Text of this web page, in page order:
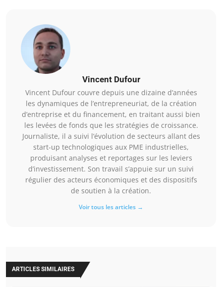
Vincent Dufour
Vincent Dufour couvre depuis une dizaine d’années
les dynamiques de l’entrepreneuriat, de la création
d’entreprise et du financement, en traitant aussi bien
les levées de fonds que les stratégies de croissance.
Journaliste, il a suivi l’évolution de secteurs allant des
start-up technologiques aux PME industrielles,
produisant analyses et reportages sur les leviers
d’investissement. Son travail s’appuie sur un suivi
régulier des acteurs économiques et des dispositifs
de soutien à la création.
Voir tous les articles →
ARTICLES SIMILAIRES